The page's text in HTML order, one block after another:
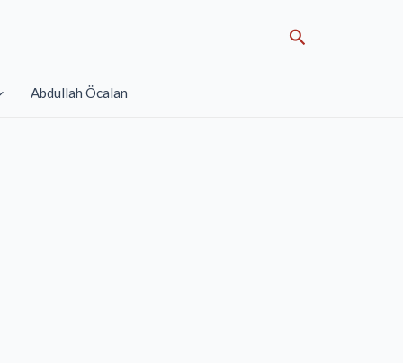
Search
Abdullah Öcalan